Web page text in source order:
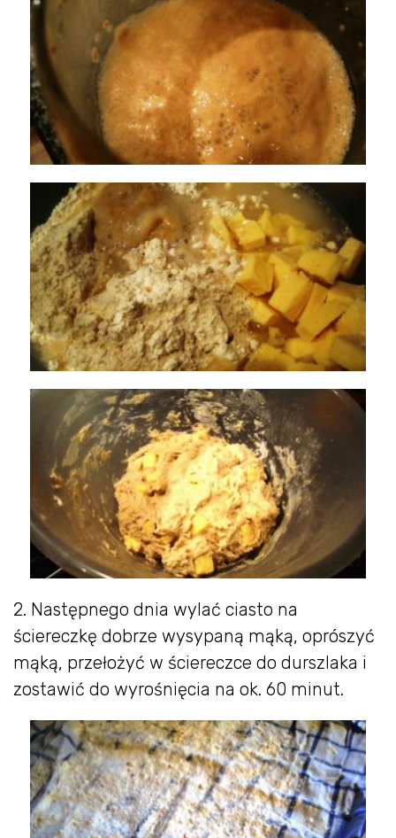
2. Następnego dnia wylać ciasto na
ściereczkę dobrze wysypaną mąką, oprószyć
mąką, przełożyć w ściereczce do durszlaka i
zostawić do wyrośnięcia na ok. 60 minut.